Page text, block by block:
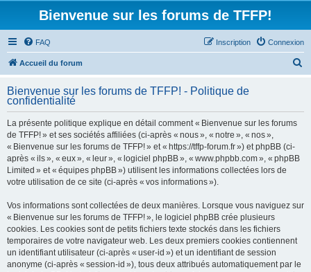
Bienvenue sur les forums de TFFP!
FAQ Connexion
Inscription
Accueil du forum
h
Bienvenue sur les forums de TFFP! - Politique de
confidentialité
La présente politique explique en détail comment « Bienvenue sur les forums
de TFFP! » et ses sociétés affiliées (ci-après « nous », « notre », « nos »,
« Bienvenue sur les forums de TFFP! » et « https://tffp-forum.fr ») et phpBB (ci-
après « ils », « eux », « leur », « logiciel phpBB », « www.phpbb.com », « phpBB
Limited » et « équipes phpBB ») utilisent les informations collectées lors de
votre utilisation de ce site (ci-après « vos informations »).
Vos informations sont collectées de deux manières. Lorsque vous naviguez sur
« Bienvenue sur les forums de TFFP! », le logiciel phpBB crée plusieurs
cookies. Les cookies sont de petits fichiers texte stockés dans les fichiers
temporaires de votre navigateur web. Les deux premiers cookies contiennent
un identifiant utilisateur (ci-après « user-id ») et un identifiant de session
anonyme (ci-après « session-id »), tous deux attribués automatiquement par le